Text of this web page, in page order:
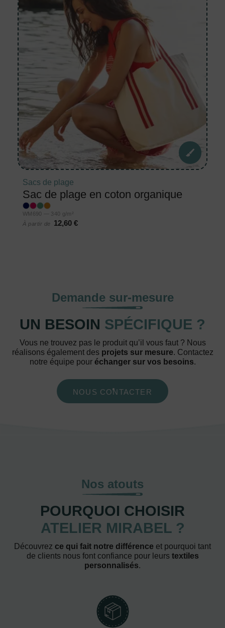
Sacs de plage
Sac de plage en coton organique
WM690 — 340 g/m²
À partir de
12,60 €
Demande sur-mesure
UN BESOIN SPÉCIFIQUE ?
Vous ne trouvez pas le produit qu’il vous faut ? Nous
réalisons également des projets sur mesure. Contactez
notre équipe pour échanger sur vos besoins.
NOUS CONTACTER
Nos atouts
POURQUOI CHOISIR
ATELIER MIRABEL ?
Découvrez ce qui fait notre différence et pourquoi tant
de clients nous font confiance pour leurs textiles
personnalisés.